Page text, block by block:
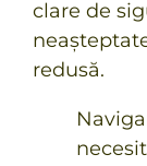
clare de
redusă.